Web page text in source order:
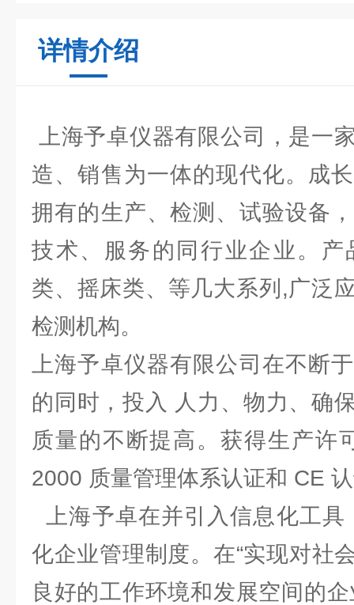
详情介绍
上海予卓仪器有限公司，是一
造、销售为一体的现代化。成
拥有的生产、检测、试验设备
技术、服务的同行业企业。产
类、摇床类、等几大系列,广泛
检测机构。
上海予卓仪器有限公司在不断
的同时，投入 人力、物力、确
质量的不断提高。获得生产许
2000 质量管理体系认证和
上海予卓在并引入信息化工具
化企业管理制度。在“实现对社
良好的工作环境和发展空间的